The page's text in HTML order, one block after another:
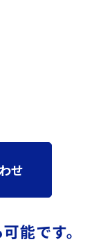
せ
能です。